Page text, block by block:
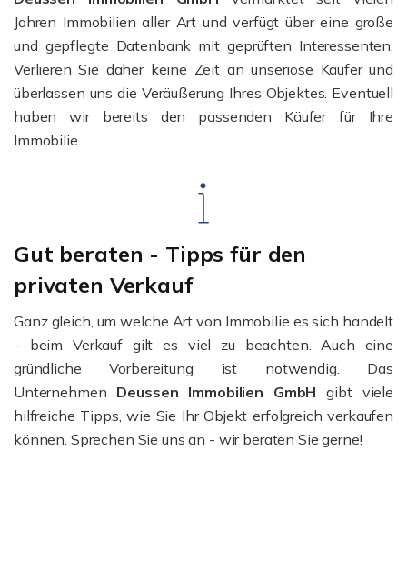
Jahren Immobilien aller Art und verfügt über eine große
und gepflegte Datenbank mit geprüften Interessenten.
Verlieren Sie daher keine Zeit an unseriöse Käufer und
überlassen uns die Veräußerung Ihres Objektes. Eventuell
haben wir bereits den passenden Käufer für Ihre
Immobilie.
Gut beraten - Tipps für den
privaten Verkauf
Ganz gleich, um welche Art von Immobilie es sich handelt
- beim Verkauf gilt es viel zu beachten. Auch eine
gründliche Vorbereitung ist notwendig. Das
Unternehmen Deussen Immobilien GmbH gibt viele
hilfreiche Tipps, wie Sie Ihr Objekt erfolgreich verkaufen
können. Sprechen Sie uns an - wir beraten Sie gerne!